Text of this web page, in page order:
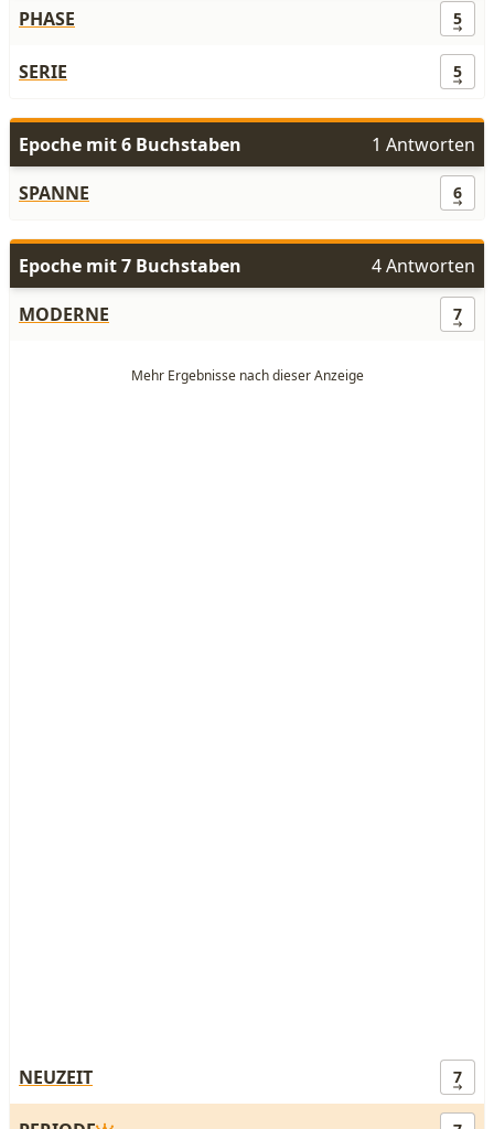
PHASE
5
SERIE 5
Epoche mit 6 Buchstaben
1 Antworten
SPANNE
6
Epoche mit 7 Buchstaben
4 Antworten
MODERNE
7
NEUZEIT 7